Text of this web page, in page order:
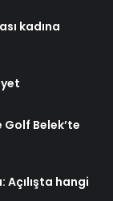
kadına
Belek’te
Açılışta hangi